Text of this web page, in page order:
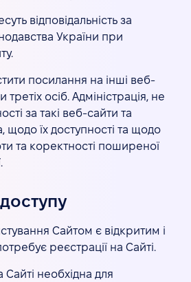
відповідальність за
України при
посилання на інші веб-
осіб. Адміністрація, не
за такі веб-сайти та
щодо їх доступності та щодо
та коректності поширеної
Сайтом є відкритим і
реєстрації на Сайті.
Сайті необхідна для